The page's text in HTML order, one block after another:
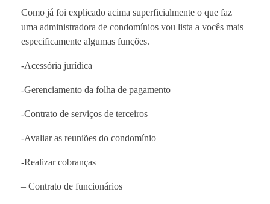
Como já foi explicado acima superficialmente o que faz
uma administradora de condomínios vou lista a vocês mais
especificamente algumas funções.
-Acessória jurídica
-Gerenciamento da folha de pagamento
-Contrato de serviços de terceiros
-Avaliar as reuniões do condomínio
-Realizar cobranças
– Contrato de funcionários